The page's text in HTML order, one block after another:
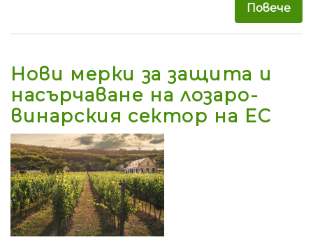
Повече
Нови мерки за защита и
насърчаване на лозаро-
винарския сектор на ЕС